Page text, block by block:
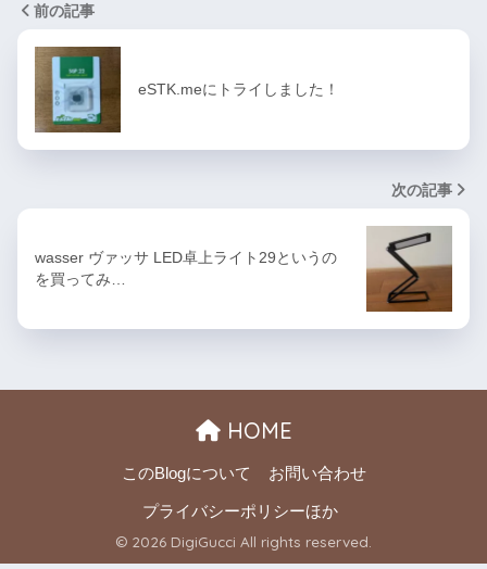
前の記事
eSTK.meにトライしました！
次の記事
wasser ヴァッサ LED卓上ライト29というの
を買ってみ…
HOME
このBlogについて お問い合わせ
プライバシーポリシーほか
© 2026 DigiGucci All rights reserved.